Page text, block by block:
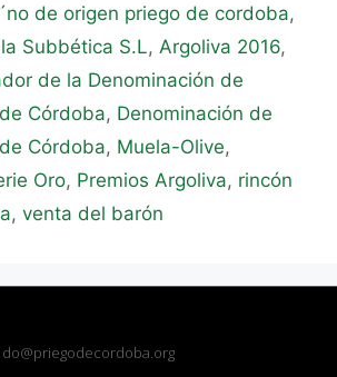
de origen priego de cordoba,
Subbética S.L, Argoliva 2016,
de la Denominación de
Córdoba, Denominación de
Córdoba, Muela-Olive,
Oro, Premios Argoliva, rincón
, venta del barón
do@priegodecordoba.org